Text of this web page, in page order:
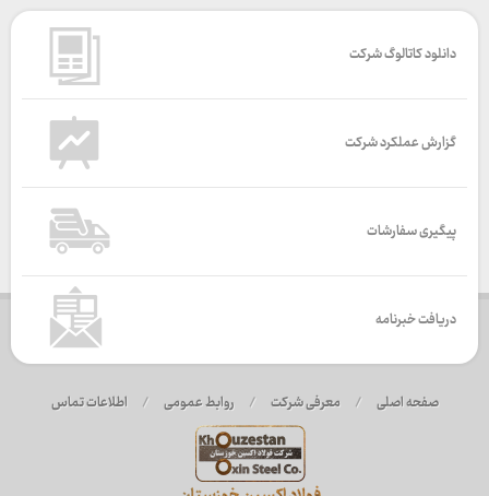
دانلود کاتالوگ شرکت
گزارش عملکرد شرکت
پیگیری سفارشات
دریافت خبرنامه
صفحه اصلی / معرفی شرکت / روابط عمومی / اطلاعات تماس